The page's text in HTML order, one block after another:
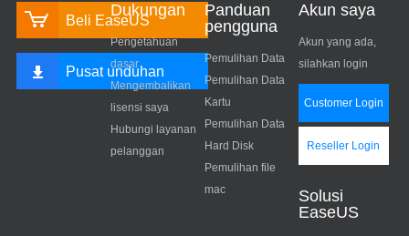
Beli EaseUS
Pusat unduhan
Dukungan
Pengetahuan
dasar
Mengembalikan
lisensi saya
Hubungi layanan
pelanggan
Panduan
pengguna
Pemulihan Data
Pemulihan Data
Kartu
Pemulihan Data
Hard Disk
Pemulihan file
mac
Akun saya
Akun yang ada,
silahkan login
Customer Login
Reseller Login
Solusi
EaseUS